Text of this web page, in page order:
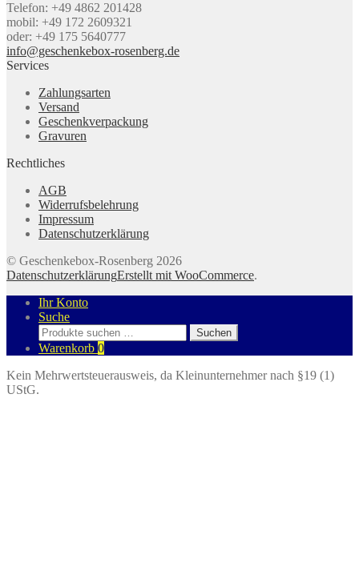
Telefon: +49 4862 201428
mobil: +49 172 2609321
oder: +49 175 5640777
info@geschenkebox-rosenberg.de
Services
Zahlungsarten
Versand
Geschenkverpackung
Gravuren
Rechtliches
AGB
Widerrufsbelehrung
Impressum
Datenschutzerklärung
© Geschenkebox-Rosenberg 2026
DatenschutzerklärungErstellt mit WooCommerce.
Ihr Konto
Suche
Suchen
nach:
Suchen
Warenkorb 0
Kein Mehrwertsteuerausweis, da Kleinunternehmer nach §19 (1)
UStG.